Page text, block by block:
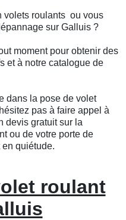
volets roulants ou vous
sur Galluis ?
moment pour obtenir des
et à notre catalogue de
dans la pose de volet
pas à faire appel à
devis gratuit sur la
ou de votre porte de
quiétude.
roulant